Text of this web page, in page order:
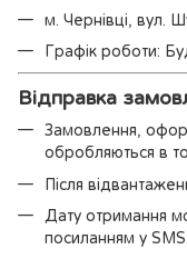
м. Чернівці, вул.
Графік роботи:
Відправка
Замовлення,
обробляються в
Після
Дату отримання
посиланням у SMS.